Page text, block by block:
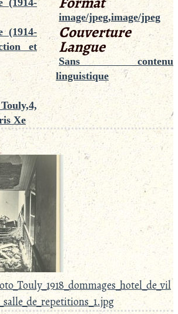
(1914-
(1914-
et
Xe
image/jpeg,image/jpeg
Couverture
Langue
Sans contenu
linguistique